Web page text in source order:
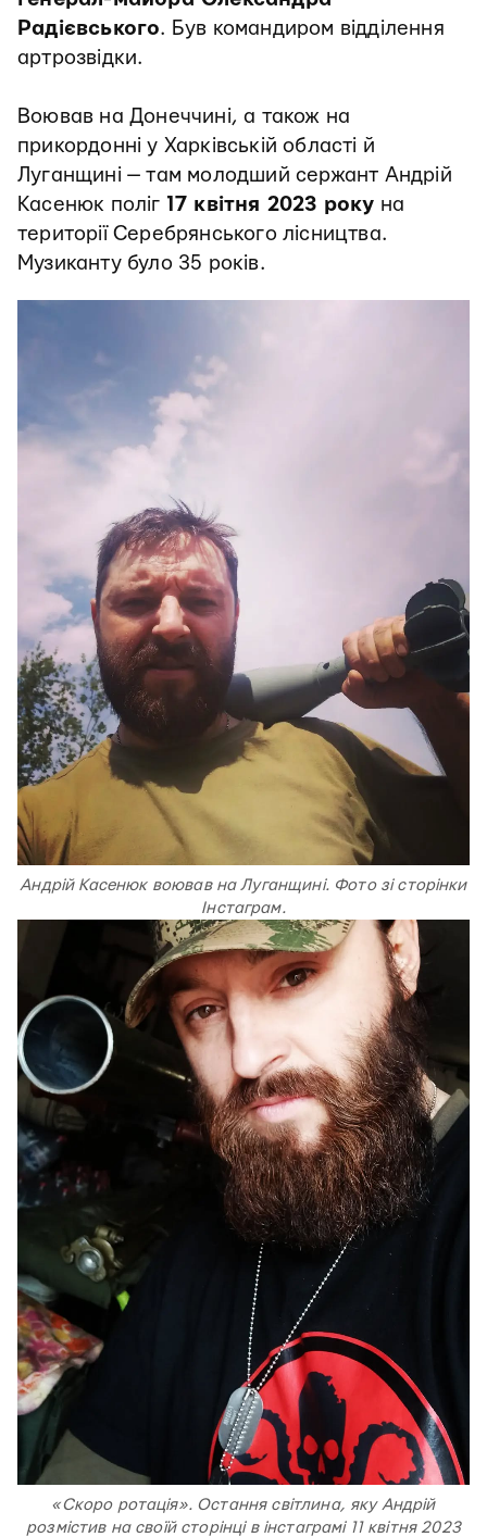
Радієвського. Був командиром відділення
артрозвідки.
Воював на Донеччині, а також на
прикордонні у Харківській області й
Луганщині — там молодший сержант Андрій
Касенюк поліг 17 квітня 2023 року на
території Серебрянського лісництва.
Музиканту було 35 років.
Андрій Касенюк воював на Луганщині. Фото зі сторінки
Інстаграм.
«Скоро ротація». Остання світлина, яку Андрій
розмістив на своїй сторінці в інстаграмі 11 квітня 2023